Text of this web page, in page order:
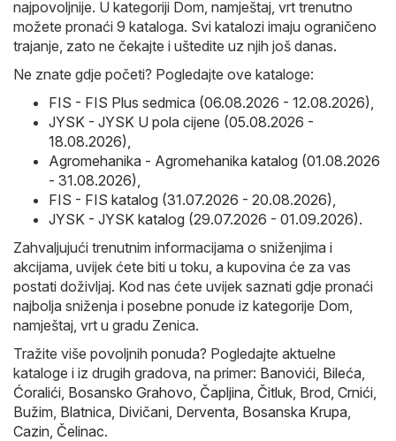
najpovoljnije. U kategoriji Dom, namještaj, vrt trenutno
možete pronaći 9 kataloga. Svi katalozi imaju ograničeno
trajanje, zato ne čekajte i uštedite uz njih još danas.
Ne znate gdje početi? Pogledajte ove kataloge:
FIS - FIS Plus sedmica (06.08.2026 - 12.08.2026)
JYSK - JYSK U pola cijene (05.08.2026 -
18.08.2026)
Agromehanika - Agromehanika katalog (01.08.2026
- 31.08.2026)
FIS - FIS katalog (31.07.2026 - 20.08.2026)
JYSK - JYSK katalog (29.07.2026 - 01.09.2026).
Zahvaljujući trenutnim informacijama o sniženjima i
akcijama, uvijek ćete biti u toku, a kupovina će za vas
postati doživljaj. Kod nas ćete uvijek saznati gdje pronaći
najbolja sniženja i posebne ponude iz kategorije Dom,
namještaj, vrt u gradu Zenica.
Tražite više povoljnih ponuda? Pogledajte aktuelne
kataloge i iz drugih gradova, na primer: Banovići Bileća
Ćoralići Bosansko Grahovo Čapljina Čitluk Brod Crnići
Bužim Blatnica Divičani Derventa Bosanska Krupa
Cazin Čelinac.